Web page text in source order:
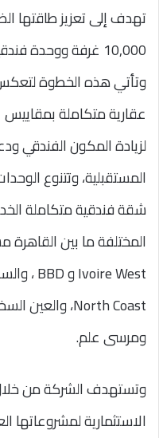
تهدف إلى تعزيز طاقتها
10,000 غرفة ووحدة فندقية.
وتأتي هذه الخطوة لتعكس
عقارية متكاملة بمقاييس
لزيادة المكون الفندقي
شقة فندقية متكاملة
ومرسى علم.
وتستهدف الشركة من
الاستثمارية لمشروعاتها